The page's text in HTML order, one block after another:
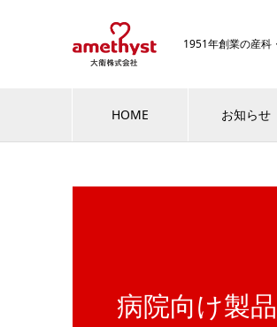
1951年創業の産科
HOME お知らせ
病院向け製品